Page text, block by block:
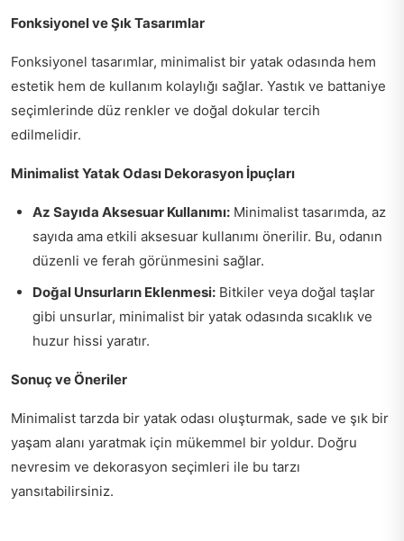
Fonksiyonel ve Şık Tasarımlar
Fonksiyonel tasarımlar, minimalist bir yatak odasında hem
estetik hem de kullanım kolaylığı sağlar. Yastık ve battaniye
seçimlerinde düz renkler ve doğal dokular tercih
edilmelidir.
Minimalist Yatak Odası Dekorasyon İpuçları
Az Sayıda Aksesuar Kullanımı: Minimalist tasarımda, az
sayıda ama etkili aksesuar kullanımı önerilir. Bu, odanın
düzenli ve ferah görünmesini sağlar.
Doğal Unsurların Eklenmesi: Bitkiler veya doğal taşlar
gibi unsurlar, minimalist bir yatak odasında sıcaklık ve
huzur hissi yaratır.
Sonuç ve Öneriler
Minimalist tarzda bir yatak odası oluşturmak, sade ve şık bir
yaşam alanı yaratmak için mükemmel bir yoldur. Doğru
nevresim ve dekorasyon seçimleri ile bu tarzı
yansıtabilirsiniz.